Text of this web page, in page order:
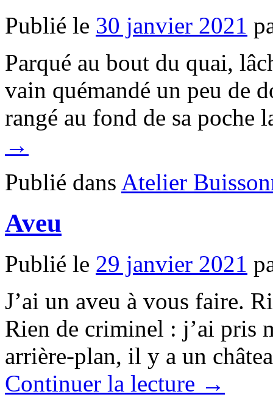
Publié le 30 janvier 2021
Parqué au bout du quai,
vain quémandé un peu de
rangé au fond de sa
→
Publié dans Atelier
Aveu
Publié le 29 janvier 2021
J’ai un aveu à vous faire.
Rien de criminel : j’ai pris
arrière-plan, il y a un
Continuer la lecture →